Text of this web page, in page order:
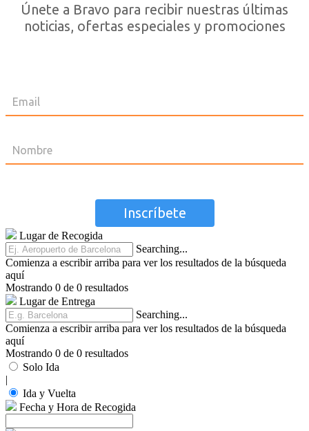
Únete a Bravo para recibir nuestras últimas
noticias, ofertas especiales y promociones
Lugar de Recogida
Searching...
Comienza a escribir arriba para ver los resultados de la búsqueda
aquí
Mostrando 0 de 0 resultados
Lugar de Entrega
Searching...
Comienza a escribir arriba para ver los resultados de la búsqueda
aquí
Mostrando 0 de 0 resultados
Solo Ida
|
Ida y Vuelta
Fecha y Hora de Recogida